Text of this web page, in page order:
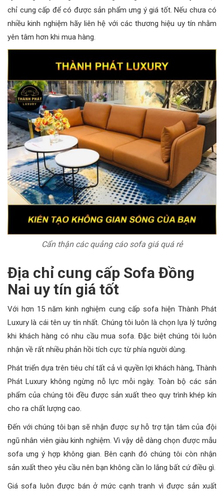
chỉ cung cấp để có được sản phẩm ưng ý giá tốt. Nếu chưa có
nhiều kinh nghiệm hãy liên hệ với các thương hiệu uy tín nhằm
yên tâm hơn khi mua hàng.
Cẩn thận các quảng cáo sofa giá quá rẻ
Địa chỉ cung cấp Sofa Đồng
Nai uy tín giá tốt
Với hơn 15 năm kinh nghiệm cung cấp sofa hiện Thành Phát
Luxury là cái tên uy tín nhất. Chúng tôi luôn là chọn lựa lý tưởng
khi khách hàng có nhu cầu mua sofa. Đặc biệt chúng tôi luôn
nhận về rất nhiều phản hồi tích cực từ phía người dùng.
Phát triển dựa trên tiêu chí tất cả vì quyền lợi khách hàng, Thành
Phát Luxury không ngừng nỗ lực mỗi ngày. Toàn bộ các sản
phẩm của chúng tôi đều được sản xuất theo quy trình khép kín
cho ra chất lượng cao.
Đến với chúng tôi bạn sẽ nhận được sự hỗ trợ tận tâm của đội
ngũ nhân viên giàu kinh nghiệm. Vì vậy dễ dàng chọn được mẫu
sofa ưng ý hợp không gian. Bên cạnh đó chúng tôi còn nhận
sản xuất theo yêu cầu nên bạn không cần lo lắng bất cứ điều gì.
Giá sofa luôn được bán ở mức cạnh tranh vì được sản xuất